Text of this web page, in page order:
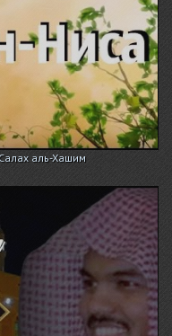
аль-Хашим